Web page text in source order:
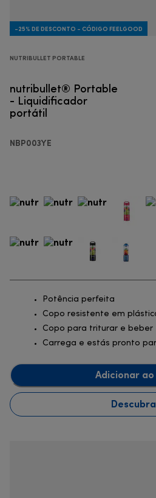
-25% DE DESCONTO - CÓDIGO FEELGOOD
NUTRIBULLET PORTABLE
nutribullet® Portable
- Liquidificador
portátil
NBP003YE
Potência perfeita
Copo resistente em
Copo para triturar e beber
Carrega e estás pronto
Adicionar